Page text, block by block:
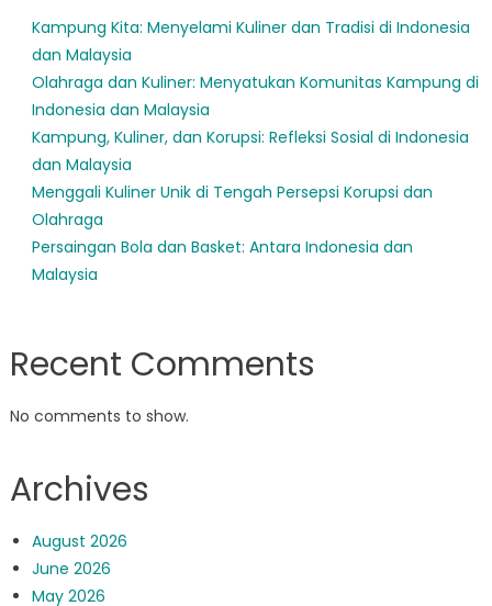
Kampung Kita: Menyelami Kuliner dan Tradisi di Indonesia
dan Malaysia
Olahraga dan Kuliner: Menyatukan Komunitas Kampung di
Indonesia dan Malaysia
Kampung, Kuliner, dan Korupsi: Refleksi Sosial di Indonesia
dan Malaysia
Menggali Kuliner Unik di Tengah Persepsi Korupsi dan
Olahraga
Persaingan Bola dan Basket: Antara Indonesia dan
Malaysia
Recent Comments
No comments to show.
Archives
August 2026
June 2026
May 2026